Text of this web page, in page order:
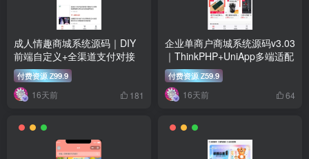
成人情趣商城系统源码｜DIY
前端自定义+全渠道支付对接
付费资源 Z99.9
16天前 181
企业单商户商城系统源码v3.03
｜ThinkPHP+UniApp多端适配
付费资源 Z59.9
16天前 64